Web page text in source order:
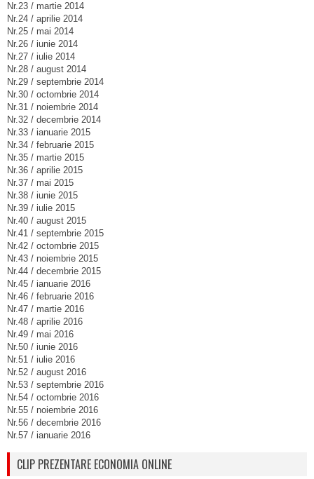
Nr.23 / martie 2014
Nr.24 / aprilie 2014
Nr.25 / mai 2014
Nr.26 / iunie 2014
Nr.27 / iulie 2014
Nr.28 / august 2014
Nr.29 / septembrie 2014
Nr.30 / octombrie 2014
Nr.31 / noiembrie 2014
Nr.32 / decembrie 2014
Nr.33 / ianuarie 2015
Nr.34 / februarie 2015
Nr.35 / martie 2015
Nr.36 / aprilie 2015
Nr.37 / mai 2015
Nr.38 / iunie 2015
Nr.39 / iulie 2015
Nr.40 / august 2015
Nr.41 / septembrie 2015
Nr.42 / octombrie 2015
Nr.43 / noiembrie 2015
Nr.44 / decembrie 2015
Nr.45 / ianuarie 2016
Nr.46 / februarie 2016
Nr.47 / martie 2016
Nr.48 / aprilie 2016
Nr.49 / mai 2016
Nr.50 / iunie 2016
Nr.51 / iulie 2016
Nr.52 / august 2016
Nr.53 / septembrie 2016
Nr.54 / octombrie 2016
Nr.55 / noiembrie 2016
Nr.56 / decembrie 2016
Nr.57 / ianuarie 2016
CLIP PREZENTARE ECONOMIA ONLINE